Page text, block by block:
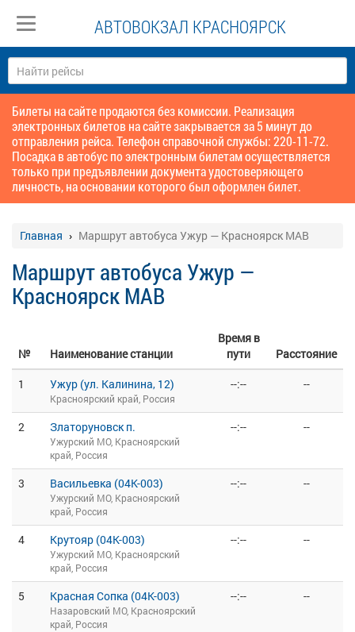
АВТОВОКЗАЛ КРАСНОЯРСК
Билеты на сайте продаются без комиссии. Реализация
электронных билетов на сайте закрывается за 5 минут до
отправления рейса. Телефон справочной службы: 220-11-72.
Посадка в автобус по электронным билетам осуществляется
только при предъявлении документа удостоверяющего
личность, на основании которого был оформлен билет.
Главная Маршрут автобуса Ужур — Красноярск МАВ
Маршрут автобуса Ужур —
Красноярск МАВ
№ Наименование станции
Время в
пути
Расстояние
1
Ужур (ул. Калинина, 12)
Красноярский край, Россия
--:-- --
2 Златоруновск п.
Ужурский МО, Красноярский
край, Россия
--:-- --
3 Васильевка (04К-003)
Ужурский МО, Красноярский
край, Россия
--:-- --
4 Крутояр (04К-003)
Ужурский МО, Красноярский
край, Россия
--:-- --
5 Красная Сопка (04К-003)
Назаровский МО, Красноярский
край, Россия
--:-- --